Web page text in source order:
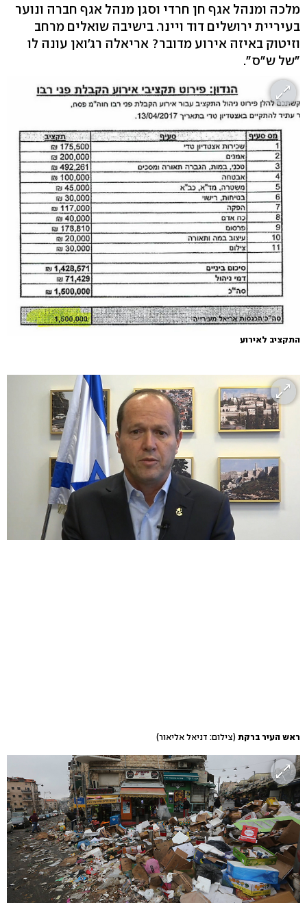
מלכה ומנהל אגף חן חרדי וסגן מנהל אגף חברה ונוער
בעיריית ירושלים דוד ויינר. בישיבה שואלים מרחב
וזיטוק באיזה אירוע מדובר? אריאלה רג'ואן עונה לו
"של ש"ס".
התקציב לאירוע
ראש העיר ברקת (צילום: דניאל אליאור)